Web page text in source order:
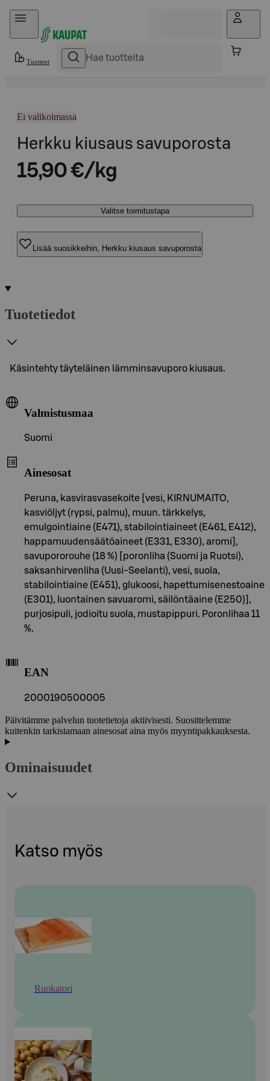
Hyppää sisältöön
Tuotteet
Ei valikoimassa
Herkku kiusaus savuporosta
15,90 €/kg
Valitse toimitustapa
Lisää suosikkeihin, Herkku kiusaus savuporosta
Tuotetiedot
Käsintehty täyteläinen lämminsavuporo kiusaus.
Valmistusmaa
Suomi
Ainesosat
Peruna, kasvirasvasekoite [vesi, KIRNUMAITO,
kasviöljyt (rypsi, palmu), muun. tärkkelys,
emulgointiaine (E471), stabilointiaineet (E461, E412),
happamuudensäätöaineet (E331, E330), aromi],
savupororouhe (18 %) [poronliha (Suomi ja Ruotsi),
saksanhirvenliha (Uusi-Seelanti), vesi, suola,
stabilointiaine (E451), glukoosi, hapettumisenestoaine
(E301), luontainen savuaromi, säilöntäaine (E250)],
purjosipuli, jodioitu suola, mustapippuri. Poronlihaa 11
%.
EAN
2000190500005
Päivitämme palvelun tuotetietoja aktiivisesti. Suosittelemme
kuitenkin tarkistamaan ainesosat aina myös myyntipakkauksesta.
Ominaisuudet
Katso myös
Ruokatori